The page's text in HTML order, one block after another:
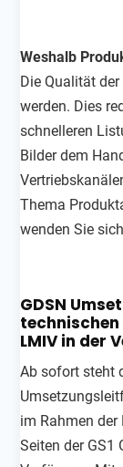
Weshalb
Die Qualität
werden. Dies
schnelleren
Bilder dem
Thema
wenden Sie
GDSN
technischen
LMIV in der
Ab sofort steht
im Rahmen der
Seiten der GS1